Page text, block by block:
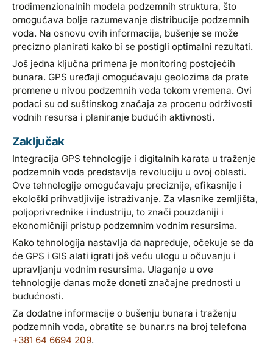
trodimenzionalnih modela podzemnih struktura, što
omogućava bolje razumevanje distribucije podzemnih
voda. Na osnovu ovih informacija, bušenje se može
precizno planirati kako bi se postigli optimalni rezultati.
Još jedna ključna primena je monitoring postojećih
bunara. GPS uređaji omogućavaju geolozima da prate
promene u nivou podzemnih voda tokom vremena. Ovi
podaci su od suštinskog značaja za procenu održivosti
vodnih resursa i planiranje budućih aktivnosti.
Zaključak
Integracija GPS tehnologije i digitalnih karata u traženje
podzemnih voda predstavlja revoluciju u ovoj oblasti.
Ove tehnologije omogućavaju preciznije, efikasnije i
ekološki prihvatljivije istraživanje. Za vlasnike zemljišta,
poljoprivrednike i industriju, to znači pouzdaniji i
ekonomičniji pristup podzemnim vodnim resursima.
Kako tehnologija nastavlja da napreduje, očekuje se da
će GPS i GIS alati igrati još veću ulogu u očuvanju i
upravljanju vodnim resursima. Ulaganje u ove
tehnologije danas može doneti značajne prednosti u
budućnosti.
Za dodatne informacije o bušenju bunara i traženju
podzemnih voda, obratite se bunar.rs na broj telefona
+381 64 6694 209.